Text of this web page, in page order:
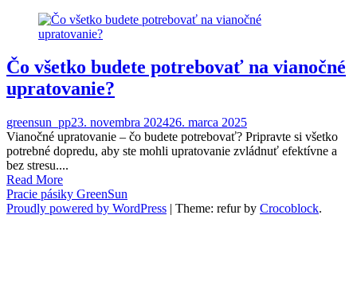
Čo všetko budete potrebovať na vianočné
upratovanie?
greensun_pp23. novembra 202426. marca 2025
Vianočné upratovanie – čo budete potrebovať? Pripravte si všetko
potrebné dopredu, aby ste mohli upratovanie zvládnuť efektívne a
bez stresu....
Read More
Pracie pásiky GreenSun
Proudly powered by WordPress | Theme: refur by Crocoblock.